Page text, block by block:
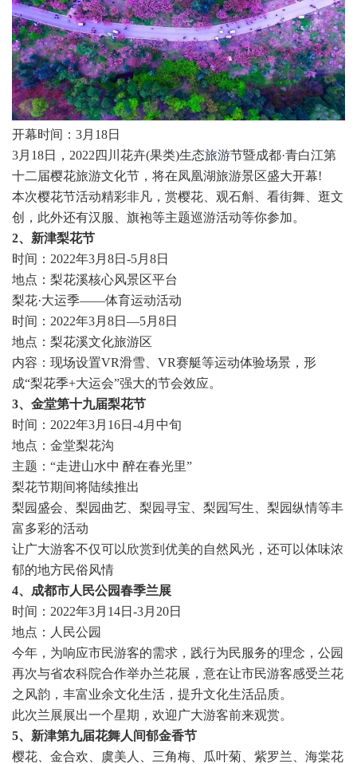
开幕时间：3月18日
3月18日，2022四川花卉(果类)生态旅游节暨成都·青白江第
十二届樱花旅游文化节，将在凤凰湖旅游景区盛大开幕!
本次樱花节活动精彩非凡，赏樱花、观石斛、看街舞、逛文
创，此外还有汉服、旗袍等主题巡游活动等你参加。
2、新津梨花节
时间：2022年3月8日-5月8日
地点：梨花溪核心风景区平台
梨花·大运季——体育运动活动
时间：2022年3月8日—5月8日
地点：梨花溪文化旅游区
内容：现场设置VR滑雪、VR赛艇等运动体验场景，形
成“梨花季+大运会”强大的节会效应。
3、金堂第十九届梨花节
时间：2022年3月16日-4月中旬
地点：金堂梨花沟
主题：“走进山水中 醉在春光里”
梨花节期间将陆续推出
梨园盛会、梨园曲艺、梨园寻宝、梨园写生、梨园纵情等丰
富多彩的活动
让广大游客不仅可以欣赏到优美的自然风光，还可以体味浓
郁的地方民俗风情
4、成都市人民公园春季兰展
时间：2022年3月14日-3月20日
地点：人民公园
今年，为响应市民游客的需求，践行为民服务的理念，公园
再次与省农科院合作举办兰花展，意在让市民游客感受兰花
之风韵，丰富业余文化生活，提升文化生活品质。
此次兰展展出一个星期，欢迎广大游客前来观赏。
5、新津第九届花舞人间郁金香节
樱花、金合欢、虞美人、三角梅、瓜叶菊、紫罗兰、海棠花